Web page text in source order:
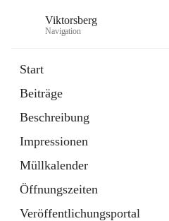
Viktorsberg
Navigation
Start
Beiträge
Beschreibung
Impressionen
Müllkalender
Öffnungszeiten
Veröffentlichungsportal